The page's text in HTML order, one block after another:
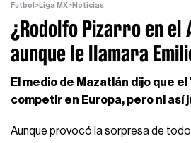
Futbol >Liga MX>Noticias
¿Rodolfo Pizarro en el
aunque le llamara
El medio de Mazatlán dijo que el
competir en Europa, pero ni así
Aunque provocó la sorpresa de